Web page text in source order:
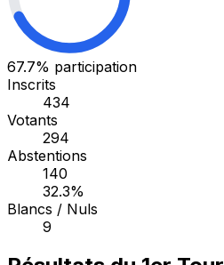
67.7% participation
Inscrits
434
Votants
294
Abstentions
140
32.3%
Blancs / Nuls
9